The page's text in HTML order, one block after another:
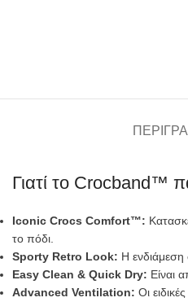
Γιατί το Crocband™
Iconic Crocs Comfort™:
το πόδι.
Sporty Retro Look: Η ενδιάμεση
Easy Clean & Quick Dry: Είναι
Advanced Ventilation: Οι